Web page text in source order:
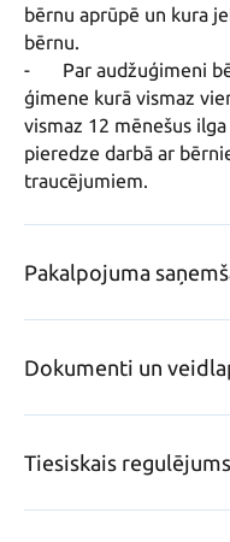
bērnu aprūpē un kura
bērnu.
-	Par audžuģimeni bērnam ar invaliditāti var kļūt
ģimene kurā vismaz
vismaz 12 mēnešus
pieredze darbā ar
traucējumiem.
Pakalpojuma
Dokumenti un
Tiesiskais regulējums